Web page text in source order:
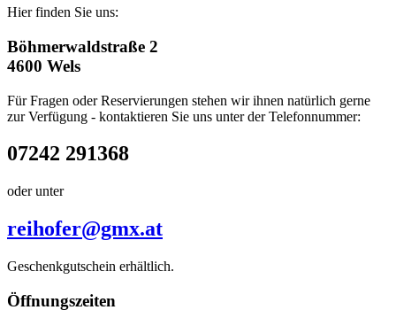
Hier finden Sie uns:
Böhmerwaldstraße 2
4600 Wels
Für Fragen oder Reservierungen stehen wir ihnen natürlich gerne
zur Verfügung - kontaktieren Sie uns unter der Telefonnummer:
07242 291368
oder unter
reihofer@gmx.at
Geschenkgutschein erhältlich.
Öffnungszeiten